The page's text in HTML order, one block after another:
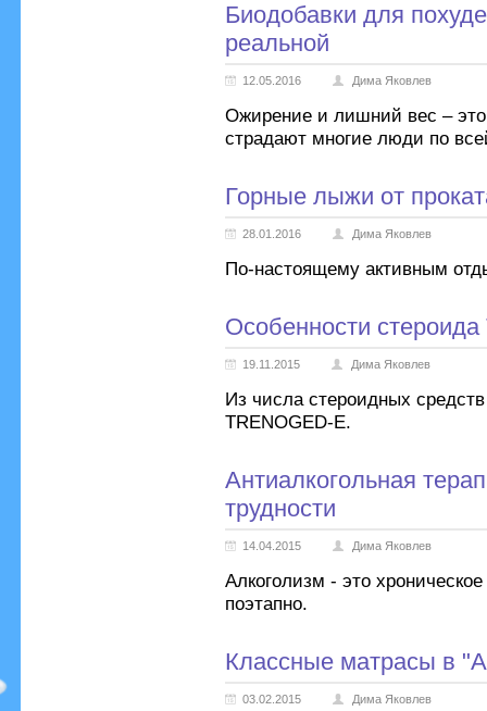
Биодобавки для
реальной
12.05.2016 Дима Яковлев
Ожирение и лишний вес –
страдают многие люди по
Горные лыжи от
28.01.2016 Дима Яковлев
По-настоящему активным
Особенности
19.11.2015 Дима Яковлев
Из числа стероидных
TRENOGED-E.
Антиалкогольная
трудности
14.04.2015 Дима Яковлев
Алкоголизм - это
поэтапно.
Классные матрасы в
03.02.2015 Дима Яковлев